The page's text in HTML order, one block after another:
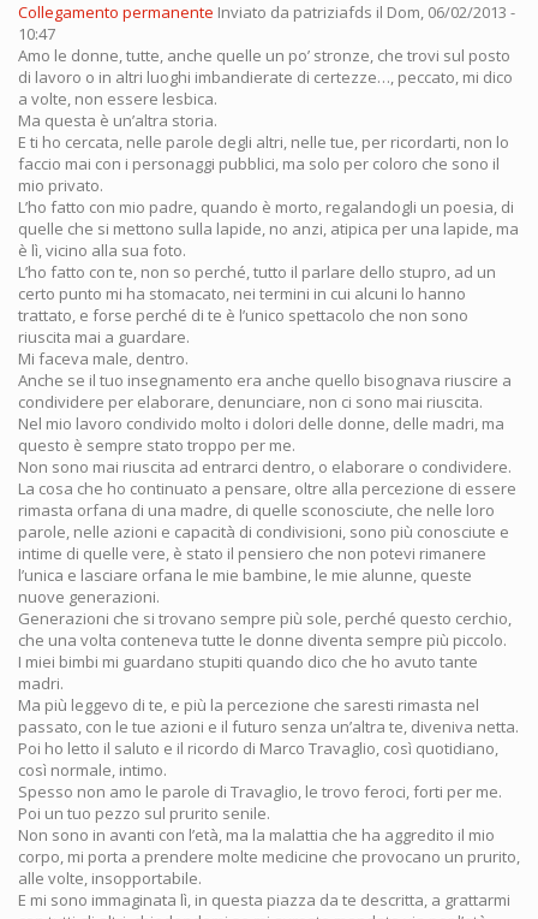
Collegamento permanente Inviato da patriziafds il Dom, 06/02/2013 -
10:47
Amo le donne, tutte, anche quelle un po’ stronze, che trovi sul posto
di lavoro o in altri luoghi imbandierate di certezze…, peccato, mi dico
a volte, non essere lesbica.
Ma questa è un’altra storia.
E ti ho cercata, nelle parole degli altri, nelle tue, per ricordarti, non lo
faccio mai con i personaggi pubblici, ma solo per coloro che sono il
mio privato.
L’ho fatto con mio padre, quando è morto, regalandogli un poesia, di
quelle che si mettono sulla lapide, no anzi, atipica per una lapide, ma
è lì, vicino alla sua foto.
L’ho fatto con te, non so perché, tutto il parlare dello stupro, ad un
certo punto mi ha stomacato, nei termini in cui alcuni lo hanno
trattato, e forse perché di te è l’unico spettacolo che non sono
riuscita mai a guardare.
Mi faceva male, dentro.
Anche se il tuo insegnamento era anche quello bisognava riuscire a
condividere per elaborare, denunciare, non ci sono mai riuscita.
Nel mio lavoro condivido molto i dolori delle donne, delle madri, ma
questo è sempre stato troppo per me.
Non sono mai riuscita ad entrarci dentro, o elaborare o condividere.
La cosa che ho continuato a pensare, oltre alla percezione di essere
rimasta orfana di una madre, di quelle sconosciute, che nelle loro
parole, nelle azioni e capacità di condivisioni, sono più conosciute e
intime di quelle vere, è stato il pensiero che non potevi rimanere
l’unica e lasciare orfana le mie bambine, le mie alunne, queste
nuove generazioni.
Generazioni che si trovano sempre più sole, perché questo cerchio,
che una volta conteneva tutte le donne diventa sempre più piccolo.
I miei bimbi mi guardano stupiti quando dico che ho avuto tante
madri.
Ma più leggevo di te, e più la percezione che saresti rimasta nel
passato, con le tue azioni e il futuro senza un’altra te, diveniva netta.
Poi ho letto il saluto e il ricordo di Marco Travaglio, così quotidiano,
così normale, intimo.
Spesso non amo le parole di Travaglio, le trovo feroci, forti per me.
Poi un tuo pezzo sul prurito senile.
Non sono in avanti con l’età, ma la malattia che ha aggredito il mio
corpo, mi porta a prendere molte medicine che provocano un prurito,
alle volte, insopportabile.
E mi sono immaginata lì, in questa piazza da te descritta, a grattarmi